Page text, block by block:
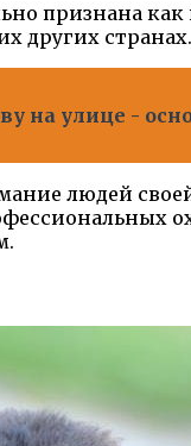
признана
других странах.
на улице -
людей